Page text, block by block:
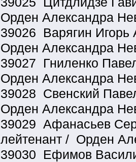
Орден Александра
39026 Варягин
Орден Александра
39027 Гниленко
Орден Александра
39028 Свенский
Орден Александра
39029 Афанасьев
лейтенант / Орден
39030 Ефимов